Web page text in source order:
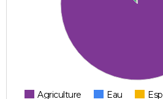
Agriculture Eau